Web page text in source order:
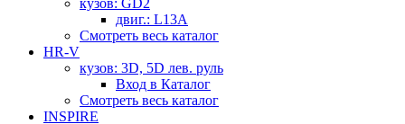
кузов: GD2
двиг.: L13A
Смотреть весь каталог
HR-V
кузов: 3D, 5D лев. руль
Вход в Каталог
Смотреть весь каталог
INSPIRE